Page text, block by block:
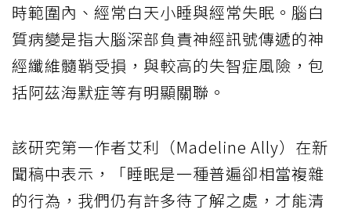
時範圍內、經常白天小睡與經常失眠。腦白
質病變是指大腦深部負責神經訊號傳遞的神
經纖維髓鞘受損，與較高的失智症風險，包
括阿茲海默症等有明顯關聯。
該研究第一作者艾利（Madeline Ally）在新
聞稿中表示，「睡眠是一種普遍卻相當複雜
的行為，我們仍有許多待了解之處，才能清